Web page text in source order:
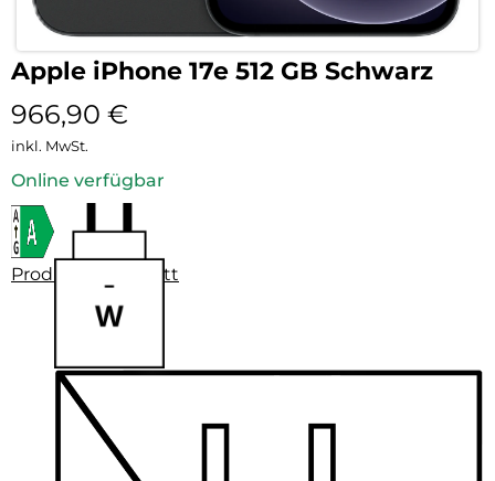
Apple iPhone 17e 512 GB Schwarz
966,90 €
inkl. MwSt.
Online verfügbar
Produktdatenblatt